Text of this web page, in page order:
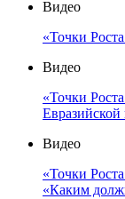
Видео
«Точки
Видео
«Точки
Евразийской
Видео
«Точки
«Каким